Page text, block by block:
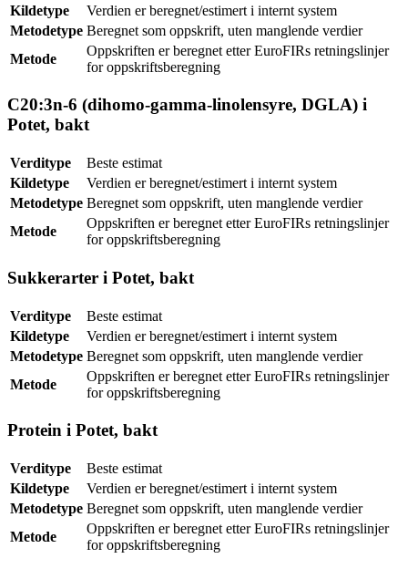
Kildetype
Verdien er beregnet/estimert i internt system
Metodetype Beregnet som oppskrift, uten manglende verdier
Metode
Oppskriften er beregnet etter EuroFIRs retningslinjer
for oppskriftsberegning
C20:3n-6 (dihomo-gamma-linolensyre, DGLA) i
Potet, bakt
Verditype
Beste estimat
Kildetype
Verdien er beregnet/estimert i internt system
Metodetype Beregnet som oppskrift, uten manglende verdier
Metode
Oppskriften er beregnet etter EuroFIRs retningslinjer
for oppskriftsberegning
Sukkerarter i Potet, bakt
Verditype
Beste estimat
Kildetype
Verdien er beregnet/estimert i internt system
Metodetype Beregnet som oppskrift, uten manglende verdier
Metode
Oppskriften er beregnet etter EuroFIRs retningslinjer
for oppskriftsberegning
Protein i Potet, bakt
Verditype
Beste estimat
Kildetype
Verdien er beregnet/estimert i internt system
Metodetype Beregnet som oppskrift, uten manglende verdier
Metode
Oppskriften er beregnet etter EuroFIRs retningslinjer
for oppskriftsberegning